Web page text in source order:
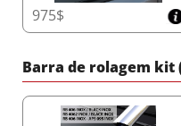
prova de cortes
Reforçadas com
sua carga
intempéries e
975$
Barra de rolagem kit